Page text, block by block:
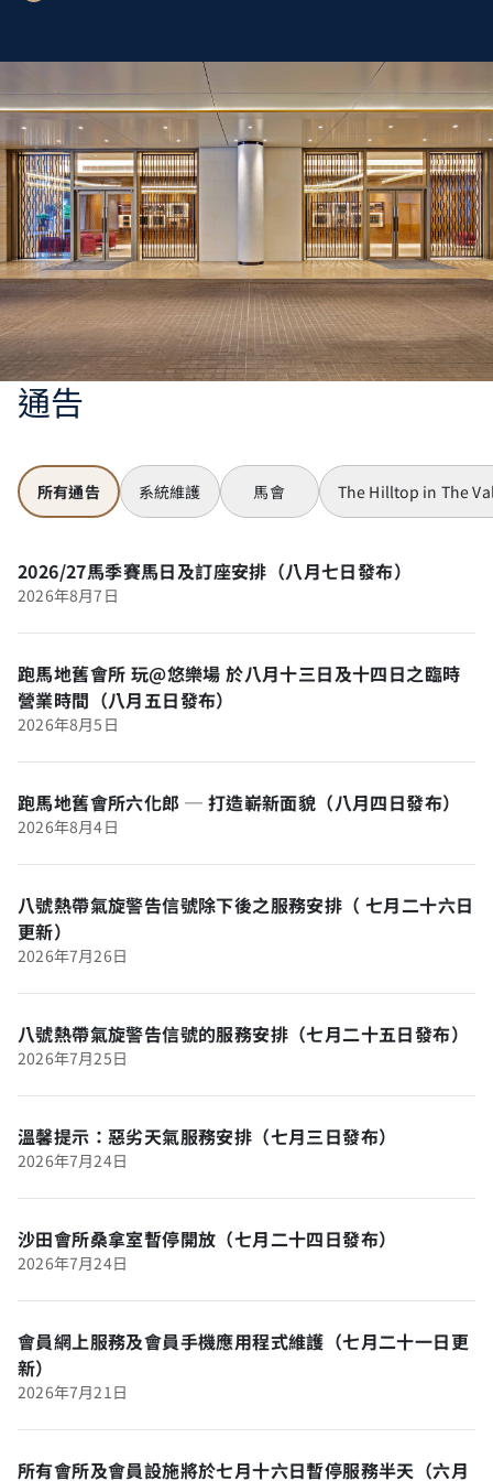
通告
所有通告 系統維護 馬會 The Hilltop in The
2026/27馬季賽馬日及訂座安排（八月七日發布）
2026年8月7日
跑馬地舊會所 玩@悠樂場 於八月十三日及十四日之臨時
營業時間（八月五日發布）
2026年8月5日
跑馬地舊會所六化郎 ─ 打造嶄新面貌（八月四日發布）
2026年8月4日
八號熱帶氣旋警告信號除下後之服務安排（ 七月二十六日
更新）
2026年7月26日
八號熱帶氣旋警告信號的服務安排（七月二十五日發布）
2026年7月25日
溫馨提示：惡劣天氣服務安排（七月三日發布）
2026年7月24日
沙田會所桑拿室暫停開放（七月二十四日發布）
2026年7月24日
會員網上服務及會員手機應用程式維護（七月二十一日更
新）
2026年7月21日
所有會所及會員設施將於七月十六日暫停服務半天（六月